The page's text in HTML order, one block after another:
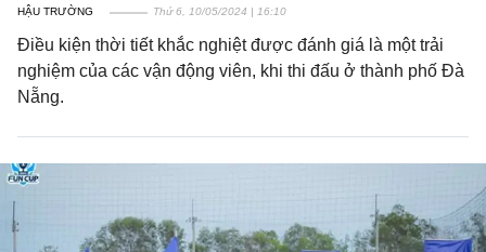
HẬU TRƯỜNG Thứ 6, 10/05/2024 | 16:10
Điều kiện thời tiết khắc nghiệt được đánh giá là một trải
nghiệm của các vận động viên, khi thi đấu ở thành phố Đà
Nẵng.